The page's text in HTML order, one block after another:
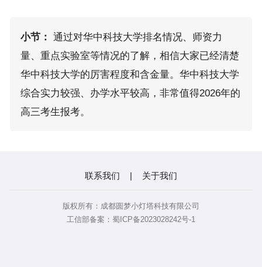
小节： 通过对华中科技大学排名情况、师资力
量、重点实验室等情况的了解，相信大家已经清楚
华中科技大学的厉害程度和含金量。华中科技大学
综合实力较强、办学水平较高，非常值得2026年的
高三考生报考。
联系我们 | 关于我们
版权所有：成都圆梦小灯塔科技有限公司
工信部备案：蜀ICP备2023028242号-1